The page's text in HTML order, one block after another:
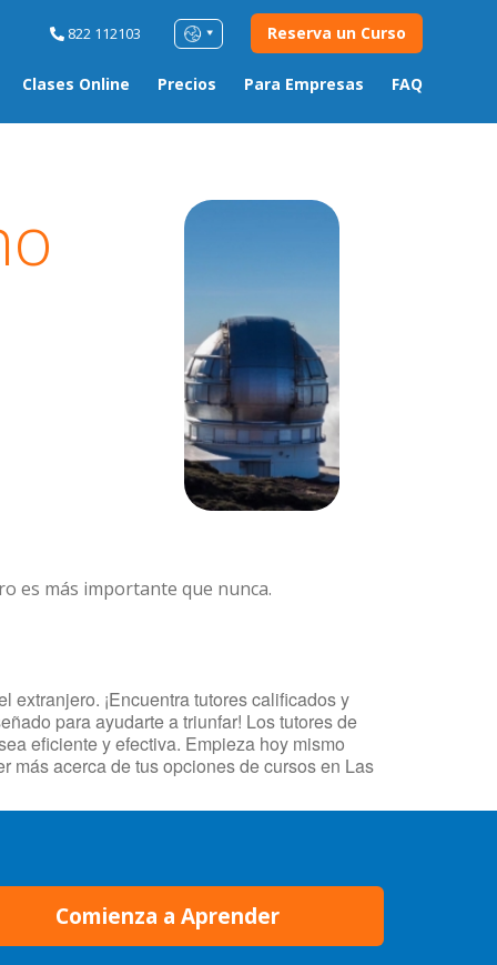
Clases Online Precios Para Empresas FAQ
822 112103 Reserva un Curso
es más importante que nunca.
¡Encuentra tutores calificados y
para ayudarte a triunfar! Los tutores de
eficiente y efectiva. Empieza hoy mismo
más acerca de tus opciones de cursos en Las
Comienza a Aprender